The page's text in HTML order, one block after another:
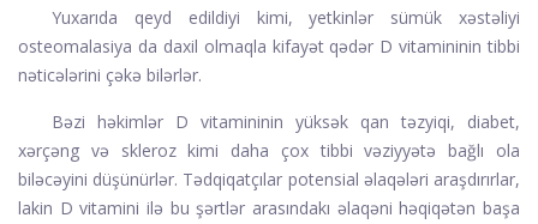
Yuxarıda qeyd edildiyi kimi, yetkinlər sümük xəstəliyi
osteomalasiya da daxil olmaqla kifayət qədər D vitamininin tibbi
nəticələrini çəkə bilərlər.
Bəzi həkimlər D vitamininin yüksək qan təzyiqi, diabet,
xərçəng və skleroz kimi daha çox tibbi vəziyyətə bağlı ola
biləcəyini düşünürlər. Tədqiqatçılar potensial əlaqələri araşdırırlar,
lakin D vitamini ilə bu şərtlər arasındakı əlaqəni həqiqətən başa